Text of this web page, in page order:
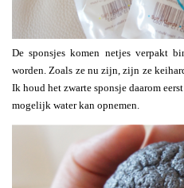
De sponsjes komen netjes verpakt
worden. Zoals ze nu zijn, zijn ze
Ik houd het zwarte sponsje daarom
mogelijk water kan opnemen.